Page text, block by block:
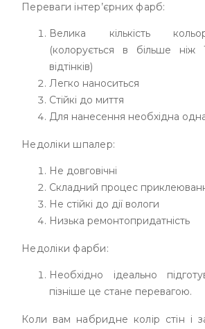
Переваги інтер’єрних фарб:
Велика кількість
(колорується в більше ніж
відтінків)
Легко наноситься
Стійкі до миття
Для нанесення необхідна
Недоліки шпалер:
Не довговічні
Складний процес
Не стійкі до дії вологи
Низька ремонтопридатність
Недоліки фарби:
Необхідно ідеально
пізніше це стане перевагою.
Коли вам набридне колір стін і